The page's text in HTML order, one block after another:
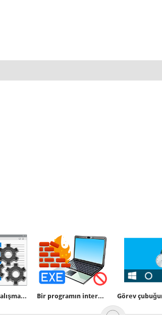
Bir yazılımın çalışması nasıl engellenir Bir programın internete bağlanması nasıl engellenir